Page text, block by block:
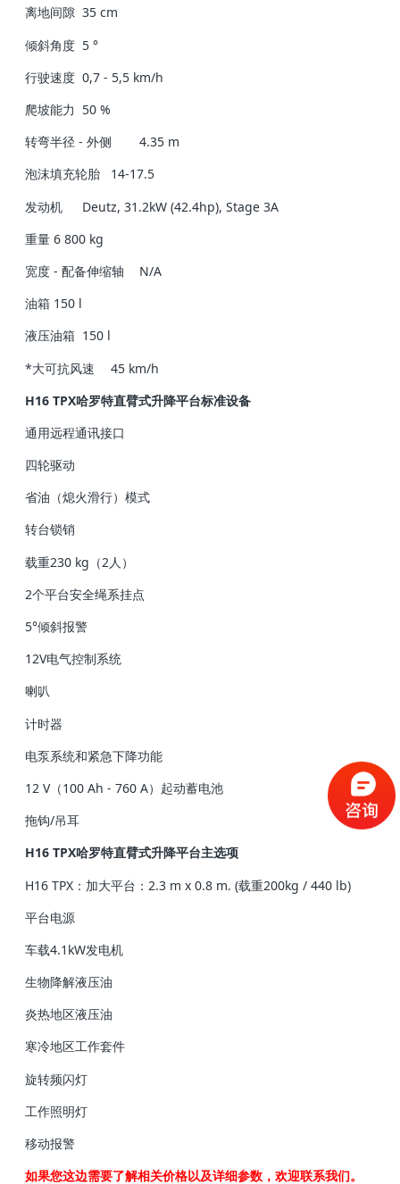
离地间隙 35 cm
倾斜角度 5 °
行驶速度 0,7 - 5,5 km/h
爬坡能力 50 %
转弯半径 - 外侧
4.35 m
泡沫填充轮胎
14-17.5
发动机
Deutz, 31.2kW (42.4hp), Stage 3A
重量 6 800 kg
宽度 - 配备伸缩轴
N/A
油箱 150 l
液压油箱 150 l
*大可抗风速
45 km/h
H16 TPX哈罗特直臂式升降平台标准设备
通用远程通讯接口
四轮驱动
省油（熄火滑行）模式
转台锁销
载重230 kg（2人）
2个平台安全绳系挂点
5°倾斜报警
12V电气控制系统
喇叭
计时器
电泵系统和紧急下降功能
12 V（100 Ah - 760 A）起动蓄电池
拖钩/吊耳
H16 TPX哈罗特直臂式升降平台主选项
H16 TPX：加大平台：2.3 m x 0.8 m. (载重200kg / 440 lb)
平台电源
车载4.1kW发电机
生物降解液压油
炎热地区液压油
寒冷地区工作套件
旋转频闪灯
工作照明灯
移动报警
如果您这边需要了解相关价格以及详细参数，欢迎联系我们。